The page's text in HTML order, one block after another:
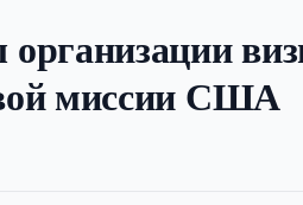
миссии США